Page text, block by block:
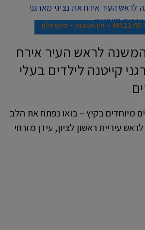
11:48 AM אין תגובות מיקי אלון
המשנה לראש העיר אירח
קייטנה לילדים בעלי
מיוחדים בקיץ – בואו נפתח את הלב
עיריית ראשון לציון, עידן מזרחי